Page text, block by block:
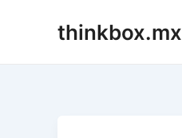
thinkbox.mx